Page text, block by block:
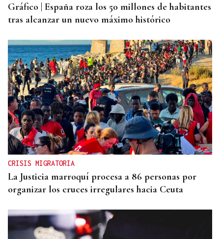
Gráfico | España roza los 50 millones de habitantes
tras alcanzar un nuevo máximo histórico
CRISIS MIGRATORIA
La Justicia marroquí procesa a 86 personas por
organizar los cruces irregulares hacia Ceuta